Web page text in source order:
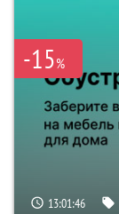
-15%
13:01:45